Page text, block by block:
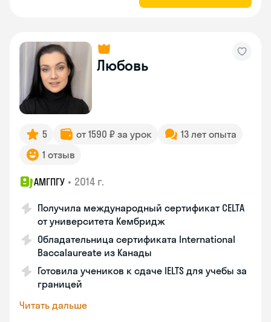
Любовь
5 от 1590 ₽ за урок
13 лет опыта
1 отзыв
АМГПГУ • 2014 г.
Получила международный сертификат CELTA
от университета Кембридж
Обладательница сертификата International
Baccalaureate из Канады
Готовила учеников к сдаче IELTS для учебы за
границей
Читать дальше